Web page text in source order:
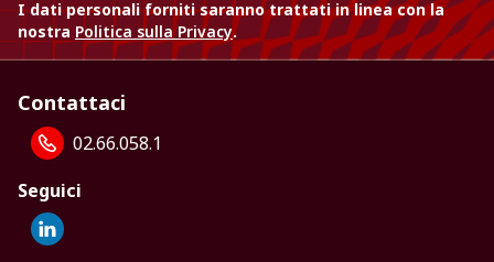
I dati personali forniti saranno trattati in linea con la
nostra Politica sulla Privacy.
Contattaci
02.66.058.1
Seguici